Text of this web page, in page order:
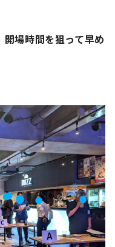
開場時間を狙って早め